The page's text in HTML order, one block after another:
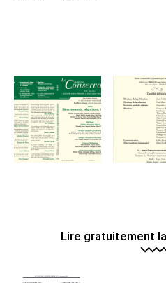
à
120.00€
Lire gratuitement